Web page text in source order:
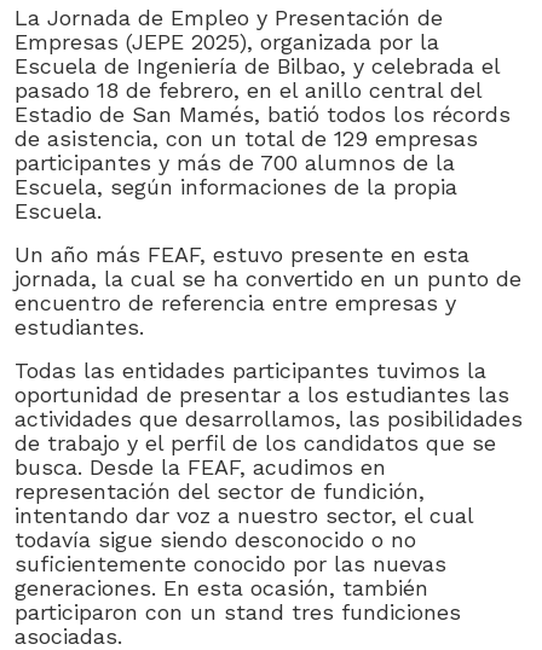
La Jornada de Empleo y Presentación de
Empresas (JEPE 2025), organizada por la
Escuela de Ingeniería de Bilbao, y celebrada el
pasado 18 de febrero, en el anillo central del
Estadio de San Mamés, batió todos los récords
de asistencia, con un total de 129 empresas
participantes y más de 700 alumnos de la
Escuela, según informaciones de la propia
Escuela.
Un año más FEAF, estuvo presente en esta
jornada, la cual se ha convertido en un punto de
encuentro de referencia entre empresas y
estudiantes.
Todas las entidades participantes tuvimos la
oportunidad de presentar a los estudiantes las
actividades que desarrollamos, las posibilidades
de trabajo y el perfil de los candidatos que se
busca. Desde la FEAF, acudimos en
representación del sector de fundición,
intentando dar voz a nuestro sector, el cual
todavía sigue siendo desconocido o no
suficientemente conocido por las nuevas
generaciones. En esta ocasión, también
participaron con un stand tres fundiciones
asociadas.